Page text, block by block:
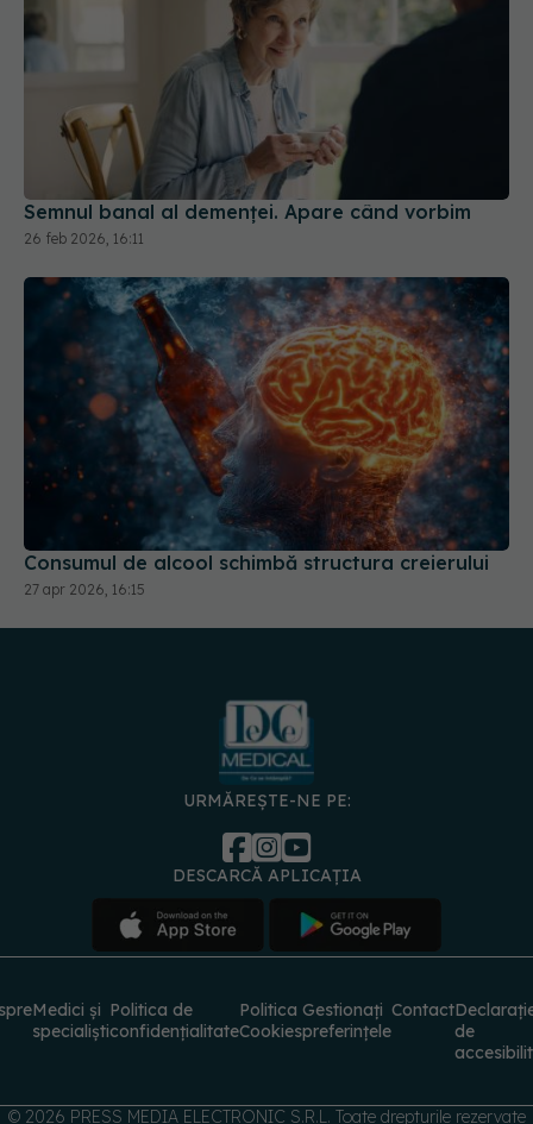
Semnul banal al demenței. Apare când vorbim
26 feb 2026, 16:11
Consumul de alcool schimbă structura creierului
27 apr 2026, 16:15
URMĂREȘTE-NE PE:
DESCARCĂ APLICAȚIA
Politica de
confidențialitate
Cookies
Gestionați
preferințele
© 2026 PRESS MEDIA ELECTRONIC S.R.L. Toate drepturile rezervate